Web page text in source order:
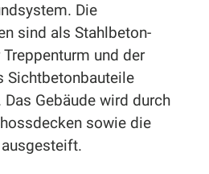
Die
sind als Stahlbeton-
und der
Sichtbetonbauteile
Gebäude wird durch
sowie die